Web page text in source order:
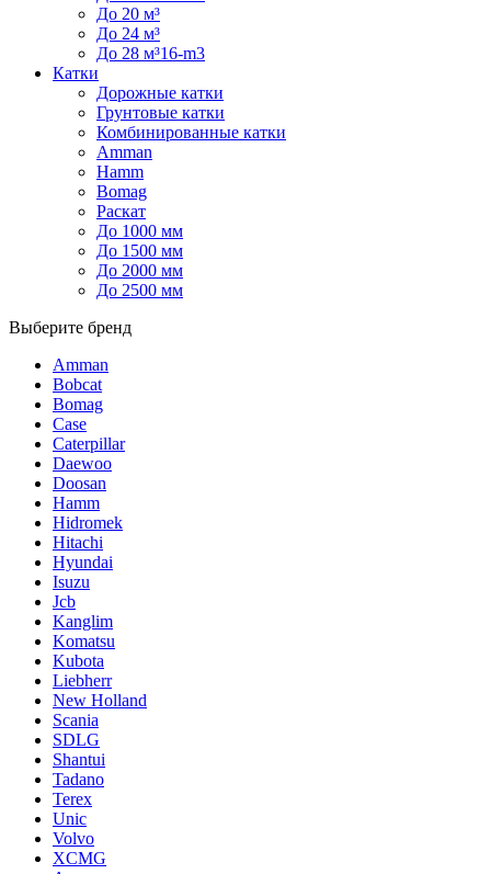
До 20 м³
До 24 м³
До 28 м³16-m3
Катки
Дорожные катки
Грунтовые катки
Комбинированные катки
Amman
Hamm
Bomag
Раскат
До 1000 мм
До 1500 мм
До 2000 мм
До 2500 мм
Выберите бренд
Amman
Bobcat
Bomag
Case
Caterpillar
Daewoo
Doosan
Hamm
Hidromek
Hitachi
Hyundai
Isuzu
Jcb
Kanglim
Komatsu
Kubota
Liebherr
New Holland
Scania
SDLG
Shantui
Tadano
Terex
Unic
Volvo
XCMG